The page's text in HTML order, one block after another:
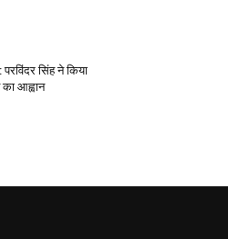
सिंह ने किया
आह्वान